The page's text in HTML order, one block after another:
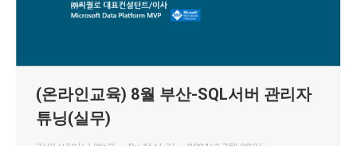
(온라인교육) 8월 부산-SQL서버 관리자
튜닝(실무)